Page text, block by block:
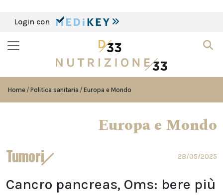
Login con
Home Politica sanitaria Europa e Mondo
Europa e Mondo
Tumori 28/05/2025
Cancro pancreas, Oms: bere più